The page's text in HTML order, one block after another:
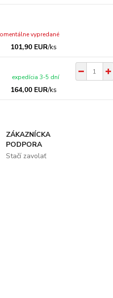
101,90 EUR/ks
vypredané
164,00 EUR/ks
expedícia 3-5 dní
ZÁKAZNÍCKA
PODPORA
Stačí zavolať